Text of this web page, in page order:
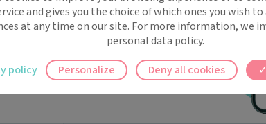
Rendez-vous en ligne indisponible.
Rendez-vous en ligne indisponible.
rappels automatiques pour ne plus rien
and gives you the choice of which ones you wish to
at any time on our site. For more information, we
personal data policy.
Deny all cookies
Personalize
policy